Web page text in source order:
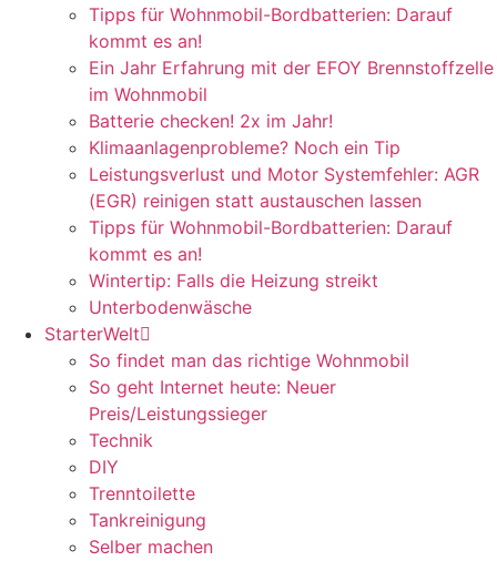
Tipps für Wohnmobil-Bordbatterien: Darauf
kommt es an!
Ein Jahr Erfahrung mit der EFOY Brennstoffzelle
im Wohnmobil
Batterie checken! 2x im Jahr!
Klimaanlagenprobleme? Noch ein Tip
Leistungsverlust und Motor Systemfehler: AGR
(EGR) reinigen statt austauschen lassen
Tipps für Wohnmobil-Bordbatterien: Darauf
kommt es an!
Wintertip: Falls die Heizung streikt
Unterbodenwäsche
StarterWelt
So findet man das richtige Wohnmobil
So geht Internet heute: Neuer
Preis/Leistungssieger
Technik
DIY
Trenntoilette
Tankreinigung
Selber machen